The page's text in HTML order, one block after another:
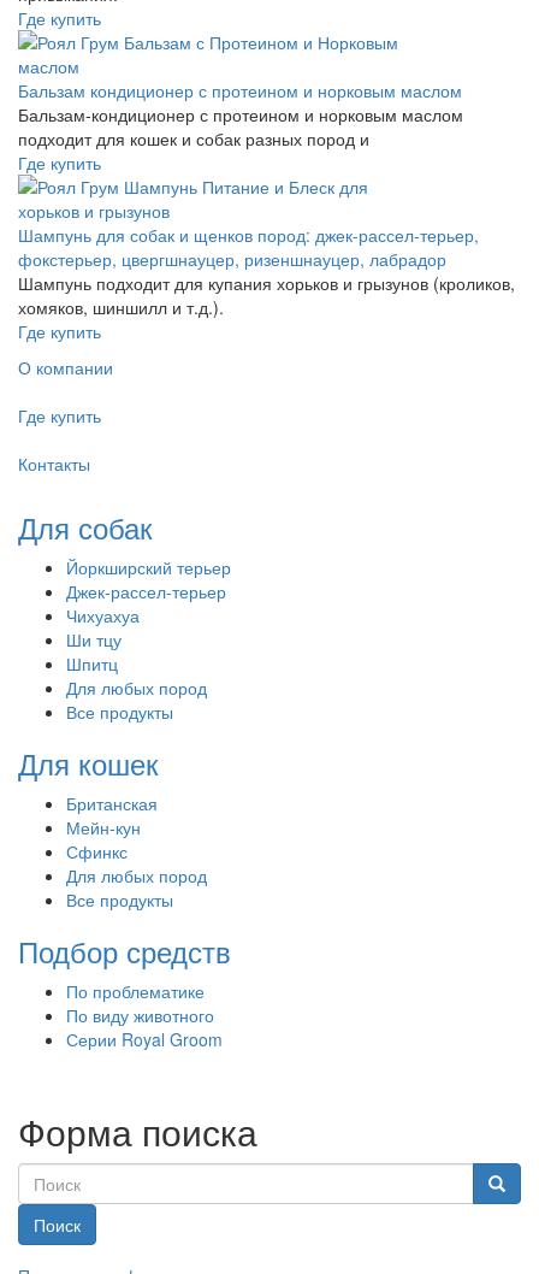
Где купить
Бальзам кондиционер с протеином и норковым маслом
Бальзам-кондиционер с протеином и норковым маслом
подходит для кошек и собак разных пород и
Где купить
Шампунь для собак и щенков пород: джек-рассел-терьер,
фокстерьер, цвергшнауцер, ризеншнауцер, лабрадор
Шампунь подходит для купания хорьков и грызунов (кроликов,
хомяков, шиншилл и т.д.).
Где купить
О компании
Где купить
Контакты
Для собак
Йоркширский терьер
Джек-рассел-терьер
Чихуахуа
Ши тцу
Шпитц
Для любых пород
Все продукты
Для кошек
Британская
Мейн-кун
Сфинкс
Для любых пород
Все продукты
Подбор средств
По проблематике
По виду животного
Серии Royal Groom
Форма поиска
Поиск